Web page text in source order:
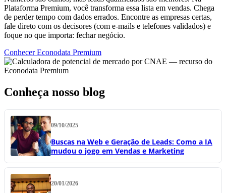
Plataforma Premium, você transforma essa lista em vendas. Chega
de perder tempo com dados errados. Encontre as empresas certas,
fale direto com os decisores (com e-mails e telefones validados) e
foque no que importa: fechar negócio.
Conhecer Econodata Premium
Conheça nosso blog
09/10/2025
Buscas na Web e Geração de Leads: Como a IA
mudou o jogo em Vendas e Marketing
20/01/2026